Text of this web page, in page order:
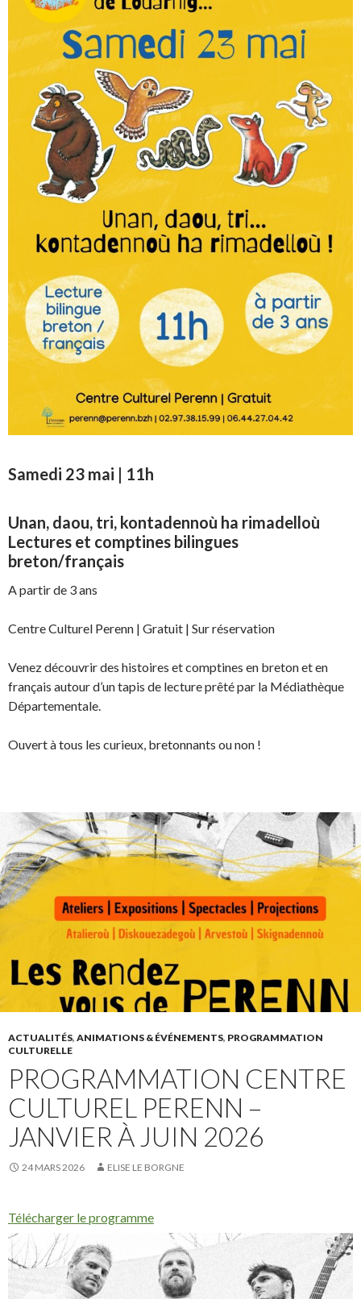
Samedi 23 mai | 11h
Unan, daou, tri, kontadennoù ha rimadelloù
Lectures et comptines bilingues
breton/français
A partir de 3 ans
Centre Culturel Perenn | Gratuit | Sur réservation
Venez découvrir des histoires et comptines en breton et en
français autour d’un tapis de lecture prêté par la Médiathèque
Départementale.
Ouvert à tous les curieux, bretonnants ou non !
ACTUALITÉS, ANIMATIONS & ÉVÉNEMENTS, PROGRAMMATION
CULTURELLE
PROGRAMMATION CENTRE
CULTUREL PERENN –
JANVIER À JUIN 2026
24 MARS 2026 ELISE LE BORGNE
Télécharger le programme